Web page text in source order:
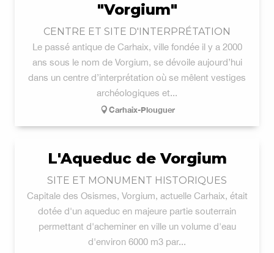
"Vorgium"
CENTRE ET SITE D'INTERPRÉTATION
Le passé antique de Carhaix, ville fondée il y a 2000
ans sous le nom de Vorgium, se dévoile aujourd’hui
dans un centre d’interprétation où se mêlent vestiges
archéologiques et...
Carhaix-Plouguer
L'Aqueduc de Vorgium
SITE ET MONUMENT HISTORIQUES
Capitale des Osismes, Vorgium, actuelle Carhaix, était
dotée d'un aqueduc en majeure partie souterrain
permettant d'acheminer en ville un volume d'eau
d'environ 6000 m3 par...